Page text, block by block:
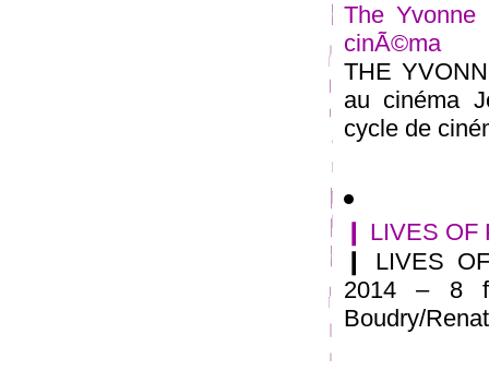
The
cinÃ©ma
THE
au cinéma
cycle de
❙ LIVES OF
❙ LIVES
2014 – 8
Boudry/